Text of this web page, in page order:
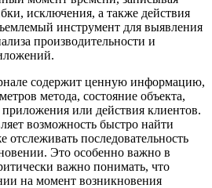
исключения, а также действия
инструмент для выявления
производительности и
содержит ценную информацию,
метода, состояние объекта,
или действия клиентов.
возможность быстро найти
последовательность
Это особенно важно в
важно понимать, что
на момент возникновения